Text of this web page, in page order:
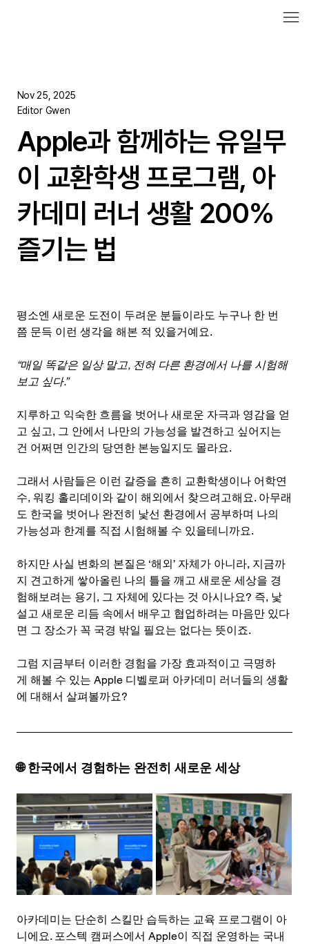
Nov 25, 2025
Editor Gwen
Apple과 함께하는 유일무
이 교환학생 프로그램, 아
카데미 러너 생활 200%
즐기는 법
평소엔 새로운 도전이 두려운 분들이라도 누구나 한 번
쯤 문득 이런 생각을 해본 적 있을거예요.
“매일 똑같은 일상 말고, 전혀 다른 환경에서 나를 시험해
보고 싶다.”
지루하고 익숙한 흐름을 벗어나 새로운 자극과 영감을 얻
고 싶고, 그 안에서 나만의 가능성을 발견하고 싶어지는
건 어쩌면 인간의 당연한 본능일지도 몰라요.
그래서 사람들은 이런 갈증을 흔히 교환학생이나 어학연
수, 워킹 홀리데이와 같이 해외에서 찾으려고해요. 아무래
도 한국을 벗어나 완전히 낯선 환경에서 공부하며 나의
가능성과 한계를 직접 시험해볼 수 있을테니까요.
하지만 사실 변화의 본질은 ‘해외’ 자체가 아니라, 지금까
지 견고하게 쌓아올린 나의 틀을 깨고 새로운 세상을 경
험해보려는 용기, 그 자체에 있다는 것 아시나요? 즉, 낯
설고 새로운 리듬 속에서 배우고 협업하려는 마음만 있다
면 그 장소가 꼭 국경 밖일 필요는 없다는 뜻이죠.
그럼 지금부터 이러한 경험을 가장 효과적이고 극명하
게 해볼 수 있는 Apple 디벨로퍼 아카데미 러너들의 생활
에 대해서 살펴볼까요?
🌐 한국에서 경험하는 완전히 새로운 세상
아카데미는 단순히 스킬만 습득하는 교육 프로그램이 아
니에요. 포스텍 캠퍼스에서 Apple이 직접 운영하는 국내